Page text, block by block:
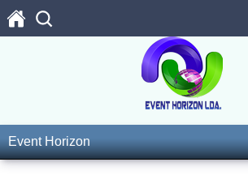
Event Horizon